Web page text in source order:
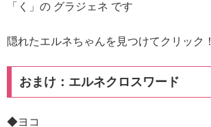
「く」の グラジェネ です
隠れたエルネちゃんを見つけてクリック！
おまけ：エルネクロスワード
◆ヨコ